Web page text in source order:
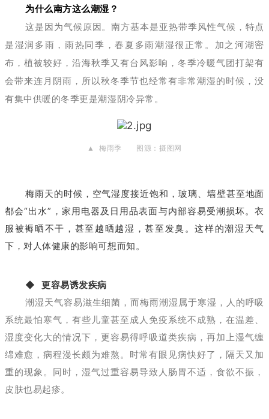
为什么南方这么潮湿？
这是因为气候原因。南方基本是亚热带季风性气候，特点
是湿润多雨，雨热同季，春夏多雨潮湿很正常。加之河湖密
布，植被较好，沿海秋季又有台风影响，冬季冷暖气团打架有
会带来连月阴雨，所以秋冬季节也经常有非常潮湿的时候，没
有集中供暖的冬季更是潮湿阴冷异常。
▲ 梅雨季 图源：摄图网
梅雨天的时候，空气湿度接近饱和，玻璃、墙壁甚至地面
都会“出水”，家用电器及日用品表面与内部容易受潮损坏。衣
服被褥晒不干，甚至越晒越湿，甚至发臭。这样的潮湿天气
下，对人体健康的影响可想而知。
◆ 更容易诱发疾病
潮湿天气容易滋生细菌，而梅雨潮湿属于寒湿，人的呼吸
系统最怕寒气，有些儿童甚至成人免疫系统不成熟，在温差、
湿度变化大的情况下，更容易得呼吸道类疾病，再加上湿气缠
绵难愈，病程漫长颇为难熬。时常有眼见病快好了，隔天又加
重的现象。同时，湿气过重容易导致人肠胃不适，食欲不振，
皮肤也易起疹。